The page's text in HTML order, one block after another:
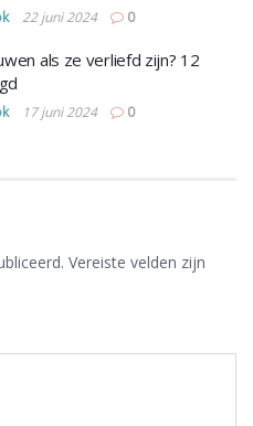
22 juni 2024 0
als ze verliefd zijn? 12
17 juni 2024 0
Vereiste velden zijn